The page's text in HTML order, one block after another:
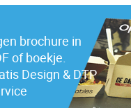
brochure in
of boekje.
Design & DTP